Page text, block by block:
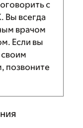
с
Вы всегда
врачом
Если вы
своим
позвоните